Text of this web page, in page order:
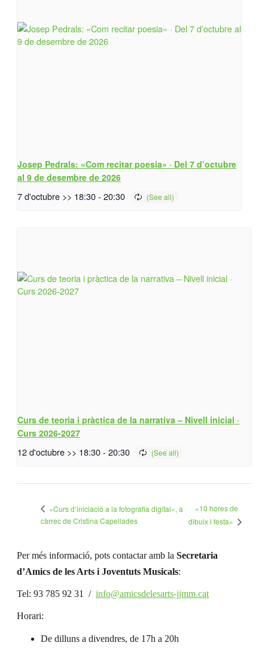
Josep Pedrals: «Com recitar poesia» · Del 7 d’octubre
al 9 de desembre de 2026
7 d'octubre >> 18:30- 20:30
Curs de teoria i pràctica de la narrativa – Nivell inicial ·
Curs 2026-2027
12 d'octubre >> 18:30- 20:30
«Curs d’iniciació a la fotografia digital», a
càrrec de Cristina Capellades
«10 hores de
dibuix i festa»
Per més informació, pots contactar amb la Secretaria
d’Amics de les Arts i Joventuts Musicals:
Tel: 93 785 92 31 / info@amicsdelesarts-jjmm.cat
Horari:
De dilluns a divendres, de 17h a 20h